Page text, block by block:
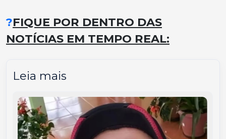
?FIQUE POR DENTRO DAS
NOTÍCIAS EM TEMPO REAL:
Leia mais